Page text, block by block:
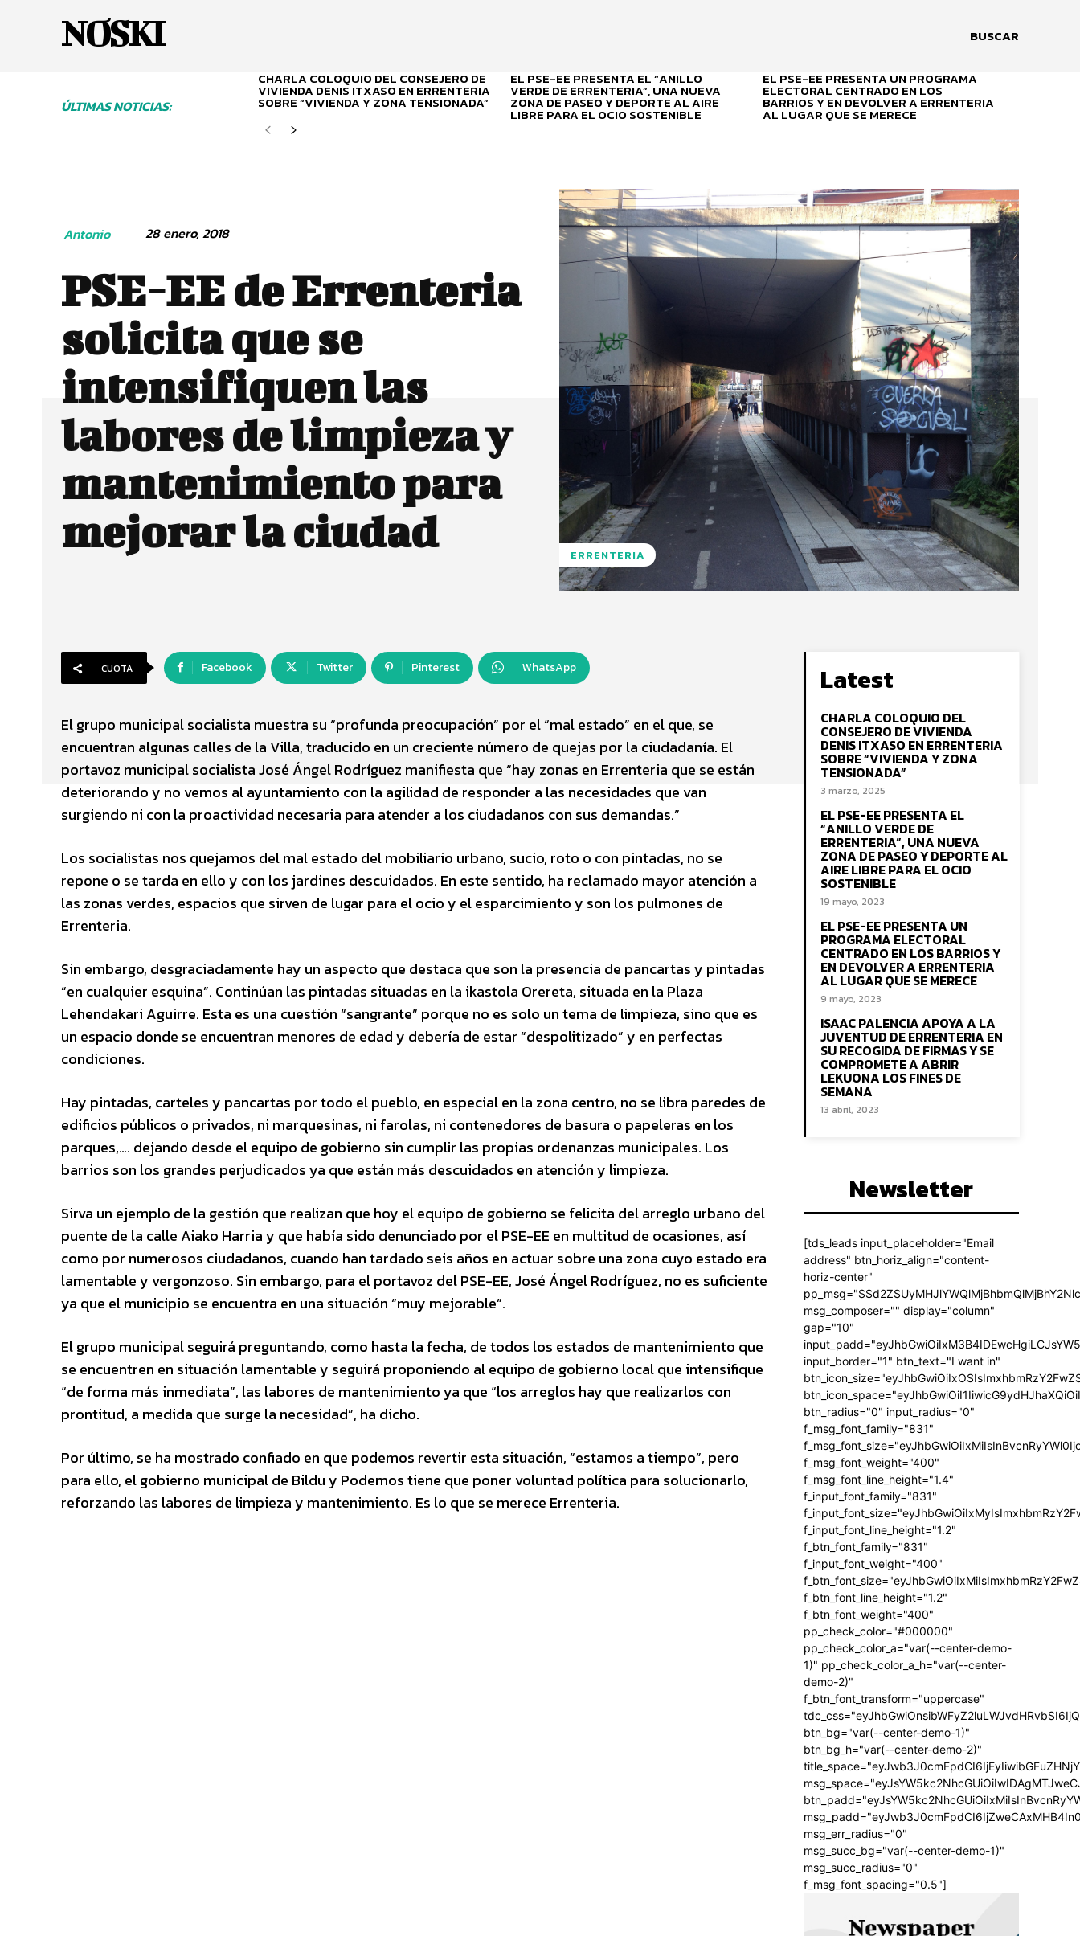
NOSKI BUSCAR
ÚLTIMAS NOTICIAS:
CHARLA COLOQUIO DEL CONSEJERO DE
VIVIENDA DENIS ITXASO EN ERRENTERIA
SOBRE “VIVIENDA Y ZONA TENSIONADA”
EL PSE-EE PRESENTA EL “ANILLO
VERDE DE ERRENTERIA”, UNA NUEVA
ZONA DE PASEO Y DEPORTE AL AIRE
LIBRE PARA EL OCIO SOSTENIBLE
EL PSE-EE PRESENTA UN PROGRAMA
ELECTORAL CENTRADO EN LOS
BARRIOS Y EN DEVOLVER A ERRENTERIA
AL LUGAR QUE SE MERECE
Antonio 28 enero, 2018
PSE-EE de Errenteria
solicita que se
intensifiquen las
labores de limpieza y
mantenimiento para
mejorar la ciudad
ERRENTERIA
CUOTA Facebook Twitter Pinterest WhatsApp
El grupo municipal socialista muestra su “profunda preocupación” por el “mal estado” en el que, se
encuentran algunas calles de la Villa, traducido en un creciente número de quejas por la ciudadanía. El
portavoz municipal socialista José Ángel Rodríguez manifiesta que “hay zonas en Errenteria que se están
deteriorando y no vemos al ayuntamiento con la agilidad de responder a las necesidades que van
surgiendo ni con la proactividad necesaria para atender a los ciudadanos con sus demandas.”
Los socialistas nos quejamos del mal estado del mobiliario urbano, sucio, roto o con pintadas, no se
repone o se tarda en ello y con los jardines descuidados. En este sentido, ha reclamado mayor atención a
las zonas verdes, espacios que sirven de lugar para el ocio y el esparcimiento y son los pulmones de
Errenteria.
Sin embargo, desgraciadamente hay un aspecto que destaca que son la presencia de pancartas y pintadas
“en cualquier esquina”. Continúan las pintadas situadas en la ikastola Orereta, situada en la Plaza
Lehendakari Aguirre. Esta es una cuestión “sangrante” porque no es solo un tema de limpieza, sino que es
un espacio donde se encuentran menores de edad y debería de estar “despolitizado” y en perfectas
condiciones.
Hay pintadas, carteles y pancartas por todo el pueblo, en especial en la zona centro, no se libra paredes de
edificios públicos o privados, ni marquesinas, ni farolas, ni contenedores de basura o papeleras en los
parques,…. dejando desde el equipo de gobierno sin cumplir las propias ordenanzas municipales. Los
barrios son los grandes perjudicados ya que están más descuidados en atención y limpieza.
Sirva un ejemplo de la gestión que realizan que hoy el equipo de gobierno se felicita del arreglo urbano del
puente de la calle Aiako Harria y que había sido denunciado por el PSE-EE en multitud de ocasiones, así
como por numerosos ciudadanos, cuando han tardado seis años en actuar sobre una zona cuyo estado era
lamentable y vergonzoso. Sin embargo, para el portavoz del PSE-EE, José Ángel Rodríguez, no es suficiente
ya que el municipio se encuentra en una situación “muy mejorable”.
El grupo municipal seguirá preguntando, como hasta la fecha, de todos los estados de mantenimiento que
se encuentren en situación lamentable y seguirá proponiendo al equipo de gobierno local que intensifique
“de forma más inmediata”, las labores de mantenimiento ya que “los arreglos hay que realizarlos con
prontitud, a medida que surge la necesidad”, ha dicho.
Por último, se ha mostrado confiado en que podemos revertir esta situación, “estamos a tiempo”, pero
para ello, el gobierno municipal de Bildu y Podemos tiene que poner voluntad política para solucionarlo,
reforzando las labores de limpieza y mantenimiento. Es lo que se merece Errenteria.
Latest
CHARLA COLOQUIO DEL
CONSEJERO DE VIVIENDA
DENIS ITXASO EN ERRENTERIA
SOBRE “VIVIENDA Y ZONA
TENSIONADA”
3 marzo, 2025
EL PSE-EE PRESENTA EL
“ANILLO VERDE DE
ERRENTERIA”, UNA NUEVA
ZONA DE PASEO Y DEPORTE AL
AIRE LIBRE PARA EL OCIO
SOSTENIBLE
19 mayo, 2023
EL PSE-EE PRESENTA UN
PROGRAMA ELECTORAL
CENTRADO EN LOS BARRIOS Y
EN DEVOLVER A ERRENTERIA
AL LUGAR QUE SE MERECE
9 mayo, 2023
ISAAC PALENCIA APOYA A LA
JUVENTUD DE ERRENTERIA EN
SU RECOGIDA DE FIRMAS Y SE
COMPROMETE A ABRIR
LEKUONA LOS FINES DE
SEMANA
13 abril, 2023
Newsletter
[tds_leads input_placeholder="Email
address" btn_horiz_align="content-
horiz-center"
msg_composer="" display="column"
gap="10"
input_border="1" btn_text="I want in"
btn_radius="0" input_radius="0"
f_msg_font_family="831"
f_msg_font_weight="400"
f_msg_font_line_height="1.4"
f_input_font_family="831"
f_input_font_line_height="1.2"
f_btn_font_family="831"
f_input_font_weight="400"
f_btn_font_line_height="1.2"
f_btn_font_weight="400"
pp_check_color="#000000"
pp_check_color_a="var(--center-demo-
1)" pp_check_color_a_h="var(--center-
demo-2)"
f_btn_font_transform="uppercase"
btn_bg="var(--center-demo-1)"
btn_bg_h="var(--center-demo-2)"
msg_err_radius="0"
msg_succ_bg="var(--center-demo-1)"
msg_succ_radius="0"
f_msg_font_spacing="0.5"]